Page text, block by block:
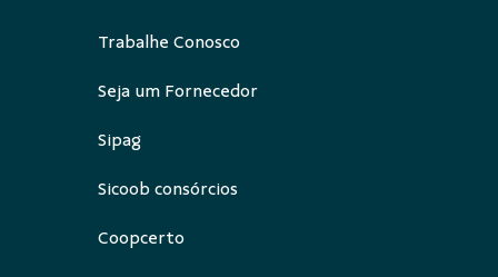
Trabalhe Conosco
Seja um Fornecedor
Sipag
Sicoob consórcios
Coopcerto